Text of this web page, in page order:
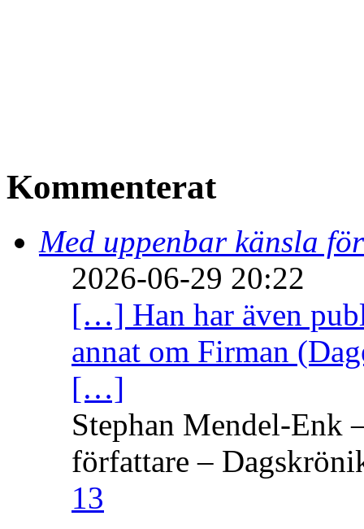
Kommenterat
Med uppenbar känsla
2026-06-29 20:22
[…] Han har även
annat om Firman
[…]
Stephan Mendel-Enk
författare –
13